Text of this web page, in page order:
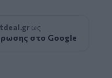
ως
στο Google